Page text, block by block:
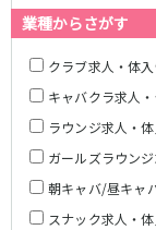
業種からさがす
クラブ求人・体
キャバクラ求人
ラウンジ求人・
ガールズラウン
朝キャバ/昼キャ
スナック求人・
土浦
つくば
茨城県南
神栖・鹿嶋
北茨城
高崎
淡路町駅
四谷三丁目駅
JR京浜東北線
新橋駅
上野駅
川崎駅
横浜駅